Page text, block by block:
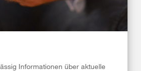
Informationen über aktuelle